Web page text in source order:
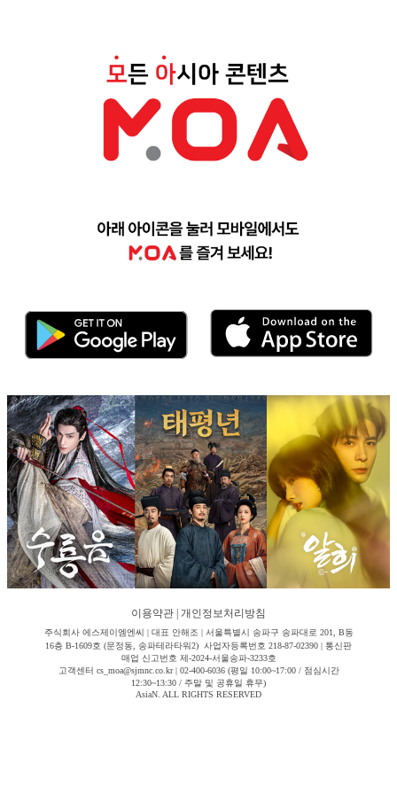
이용약관 개인정보처리방침
주식회사 에스제이엠엔씨 | 대표 안해조 | 서울특별시 송파구 송파대로 201, B동
16층 B-1609호 (문정동, 송파테라타워2) 사업자등록번호 218-87-02390 | 통신판
매업 신고번호 제-2024-서울송파-3233호
고객센터 cs_moa@sjmnc.co.kr | 02-400-6036 (평일 10:00~17:00 / 점심시간
12:30~13:30 / 주말 및 공휴일 휴무)
AsiaN. ALL RIGHTS RESERVED